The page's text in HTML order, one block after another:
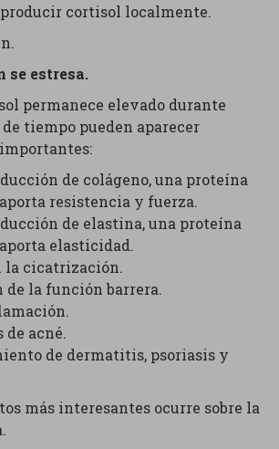
producir cortisol localmente.
se estresa.
permanece elevado durante
tiempo pueden aparecer
de colágeno, una proteína
resistencia y fuerza.
de elastina, una proteína
elasticidad.
la cicatrización.
la función barrera.
de acné.
de dermatitis, psoriasis y
más interesantes ocurre sobre la